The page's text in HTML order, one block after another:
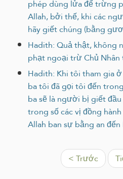
phép dùng lửa để trừng
Allah, bởi thế, khi các
hãy giết chúng (bằng
Hadith: Quả thật, không
phạt ngoại trừ Chủ Nhân
Hadith: Khi tôi tham gia
ba tôi đã gọi tôi đến
ba sẽ là người bị giết
trong số các vị đồng
Allah ban sự bằng an
< Trước